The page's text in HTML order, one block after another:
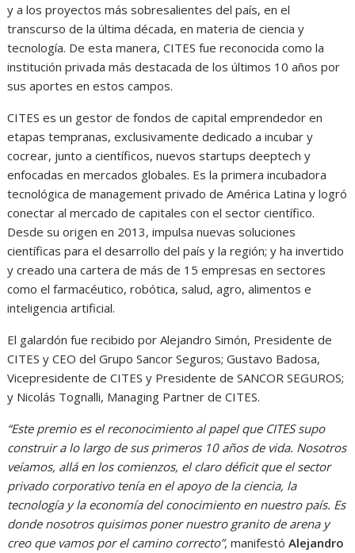
y a los proyectos más sobresalientes del país, en el
transcurso de la última década, en materia de ciencia y
tecnología. De esta manera, CITES fue reconocida como la
institución privada más destacada de los últimos 10 años por
sus aportes en estos campos.
CITES es un gestor de fondos de capital emprendedor en
etapas tempranas, exclusivamente dedicado a incubar y
cocrear, junto a científicos, nuevos startups deeptech y
enfocadas en mercados globales. Es la primera incubadora
tecnológica de management privado de América Latina y logró
conectar al mercado de capitales con el sector científico.
Desde su origen en 2013, impulsa nuevas soluciones
científicas para el desarrollo del país y la región; y ha invertido
y creado una cartera de más de 15 empresas en sectores
como el farmacéutico, robótica, salud, agro, alimentos e
inteligencia artificial.
El galardón fue recibido por Alejandro Simón, Presidente de
CITES y CEO del Grupo Sancor Seguros; Gustavo Badosa,
Vicepresidente de CITES y Presidente de SANCOR SEGUROS;
y Nicolás Tognalli, Managing Partner de CITES.
“Este premio es el reconocimiento al papel que CITES supo
construir a lo largo de sus primeros 10 años de vida. Nosotros
veíamos, allá en los comienzos, el claro déficit que el sector
privado corporativo tenía en el apoyo de la ciencia, la
tecnología y la economía del conocimiento en nuestro país. Es
donde nosotros quisimos poner nuestro granito de arena y
creo que vamos por el camino correcto”, manifestóAlejandro